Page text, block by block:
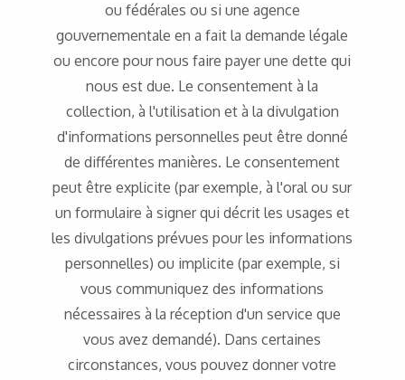
ou fédérales ou si une agence
gouvernementale en a fait la demande légale
ou encore pour nous faire payer une dette qui
nous est due. Le consentement à la
collection, à l'utilisation et à la divulgation
d'informations personnelles peut être donné
de différentes manières. Le consentement
peut être explicite (par exemple, à l'oral ou sur
un formulaire à signer qui décrit les usages et
les divulgations prévues pour les informations
personnelles) ou implicite (par exemple, si
vous communiquez des informations
nécessaires à la réception d'un service que
vous avez demandé). Dans certaines
circonstances, vous pouvez donner votre